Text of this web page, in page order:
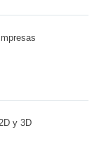
y 3D